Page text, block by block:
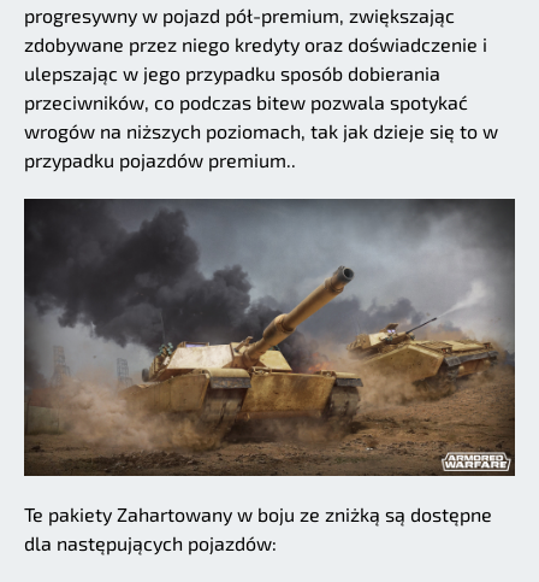
progresywny w pojazd pół-premium, zwiększając
zdobywane przez niego kredyty oraz doświadczenie i
ulepszając w jego przypadku sposób dobierania
przeciwników, co podczas bitew pozwala spotykać
wrogów na niższych poziomach, tak jak dzieje się to w
przypadku pojazdów premium..
Te pakiety Zahartowany w boju ze zniżką są dostępne
dla następujących pojazdów: